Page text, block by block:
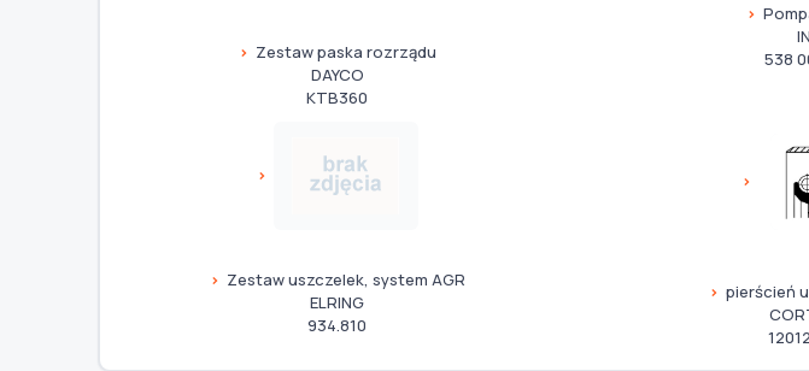
Zestaw paska rozrządu
DAYCO
KTB360
538
Zestaw uszczelek, system AGR
ELRING
934.810
pierścień